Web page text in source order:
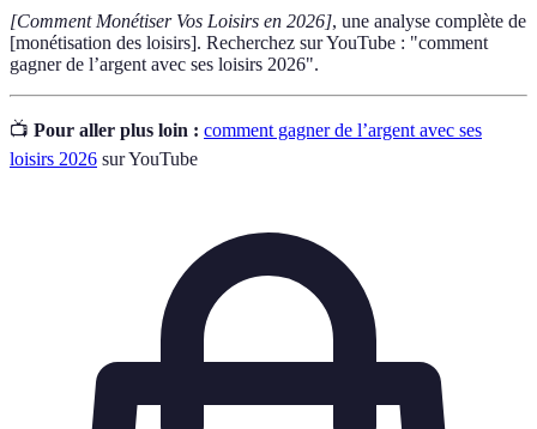
[Comment Monétiser Vos Loisirs en 2026], une analyse complète de
[monétisation des loisirs]. Recherchez sur YouTube : "comment
gagner de l’argent avec ses loisirs 2026".
📺 Pour aller plus loin : comment gagner de l’argent avec ses
loisirs 2026 sur YouTube